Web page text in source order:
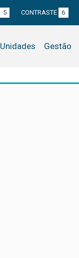
5 CONTRASTE 6
Unidades Gestão